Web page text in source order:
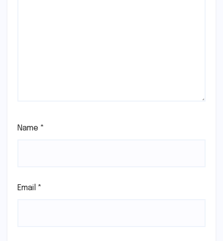
Name *
Email *